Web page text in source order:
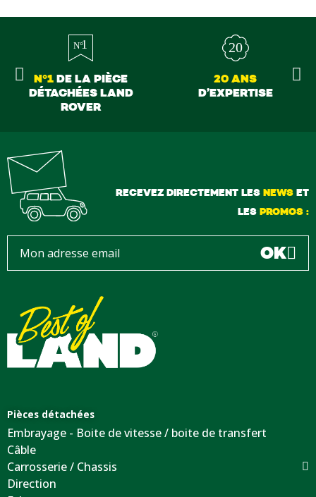
N°1DE LA PIÈCE
DÉTACHÉES LAND
ROVER
20 ANS
D’EXPERTISE
RECEVEZ DIRECTEMENT LES NEWSET
LES PROMOS :
OK
Pièces détachées
Embrayage - Boite de vitesse / boite de transfert
Câble
Carrosserie / Chassis
Direction